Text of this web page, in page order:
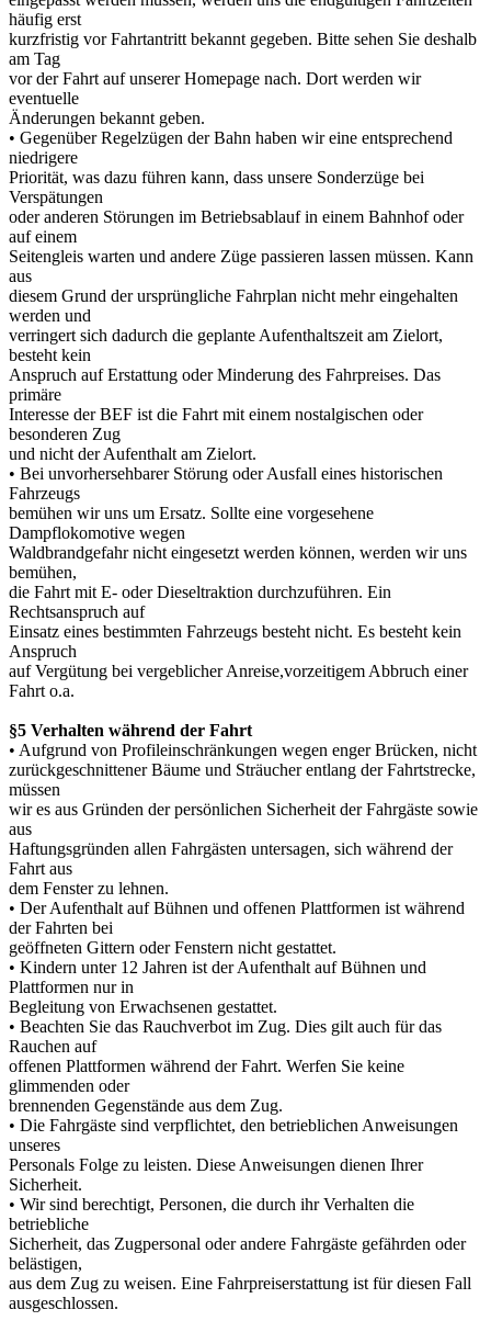
häufig erst
kurzfristig vor Fahrtantritt bekannt gegeben. Bitte sehen Sie deshalb
am Tag
vor der Fahrt auf unserer Homepage nach. Dort werden wir
eventuelle
Änderungen bekannt geben.
• Gegenüber Regelzügen der Bahn haben wir eine entsprechend
niedrigere
Priorität, was dazu führen kann, dass unsere Sonderzüge bei
Verspätungen
oder anderen Störungen im Betriebsablauf in einem Bahnhof oder
auf einem
Seitengleis warten und andere Züge passieren lassen müssen. Kann
aus
diesem Grund der ursprüngliche Fahrplan nicht mehr eingehalten
werden und
verringert sich dadurch die geplante Aufenthaltszeit am Zielort,
besteht kein
Anspruch auf Erstattung oder Minderung des Fahrpreises. Das
primäre
Interesse der BEF ist die Fahrt mit einem nostalgischen oder
besonderen Zug
und nicht der Aufenthalt am Zielort.
• Bei unvorhersehbarer Störung oder Ausfall eines historischen
Fahrzeugs
bemühen wir uns um Ersatz. Sollte eine vorgesehene
Dampflokomotive wegen
Waldbrandgefahr nicht eingesetzt werden können, werden wir uns
bemühen,
die Fahrt mit E- oder Dieseltraktion durchzuführen. Ein
Rechtsanspruch auf
Einsatz eines bestimmten Fahrzeugs besteht nicht. Es besteht kein
Anspruch
auf Vergütung bei vergeblicher Anreise,vorzeitigem Abbruch einer
Fahrt o.a.
§5 Verhalten während der Fahrt
• Aufgrund von Profileinschränkungen wegen enger Brücken, nicht
zurückgeschnittener Bäume und Sträucher entlang der Fahrtstrecke,
müssen
wir es aus Gründen der persönlichen Sicherheit der Fahrgäste sowie
aus
Haftungsgründen allen Fahrgästen untersagen, sich während der
Fahrt aus
dem Fenster zu lehnen.
• Der Aufenthalt auf Bühnen und offenen Plattformen ist während
der Fahrten bei
geöffneten Gittern oder Fenstern nicht gestattet.
• Kindern unter 12 Jahren ist der Aufenthalt auf Bühnen und
Plattformen nur in
Begleitung von Erwachsenen gestattet.
• Beachten Sie das Rauchverbot im Zug. Dies gilt auch für das
Rauchen auf
offenen Plattformen während der Fahrt. Werfen Sie keine
glimmenden oder
brennenden Gegenstände aus dem Zug.
• Die Fahrgäste sind verpflichtet, den betrieblichen Anweisungen
unseres
Personals Folge zu leisten. Diese Anweisungen dienen Ihrer
Sicherheit.
• Wir sind berechtigt, Personen, die durch ihr Verhalten die
betriebliche
Sicherheit, das Zugpersonal oder andere Fahrgäste gefährden oder
belästigen,
aus dem Zug zu weisen. Eine Fahrpreiserstattung ist für diesen Fall
ausgeschlossen.